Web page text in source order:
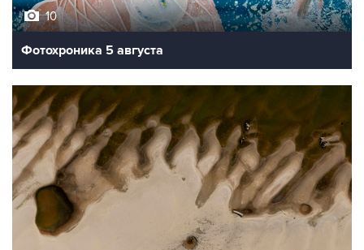
10
Фотохроника 5 августа